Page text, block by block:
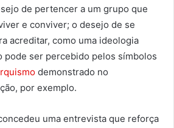
de pertencer a um grupo que
e conviver; o desejo de se
acreditar, como uma ideologia
pode ser percebido pelos símbolos
demonstrado no
por exemplo.
uma entrevista que reforça